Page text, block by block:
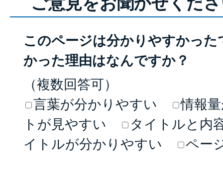
このページは分かりやすかっ
かった理由はなんですか？
（複数回答可）
言葉が分かりやすい
情報
トが見やすい
タイトルと内
イトルが分かりやすい
ペー